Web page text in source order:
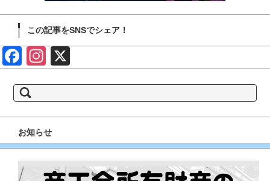
この記事をSNSでシェア！
Face Insta
索:
お知らせ